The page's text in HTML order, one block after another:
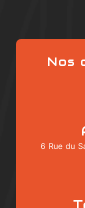
Nos
6 Rue du